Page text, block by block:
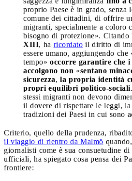
proprio Paese è in grado, senza
comune dei cittadini, di offrire
migranti, specialmente a coloro
bisogno di protezione». Citando
XIII, ha ricordato il diritto di
essere umano, aggiungendo che
tempo» occorre garantire che
accolgono non «sentano
sicurezza, la propria identità
propri equilibri politico-sociali
stessi migranti non devono
il dovere di rispettare le leggi,
tradizioni dei Paesi in cui sono
Criterio, quello della prudenza,
il viaggio di rientro da Malmö
giornalisti come è sua consuetudine
ufficiali, ha spiegato cosa pensa dei
frontiere: